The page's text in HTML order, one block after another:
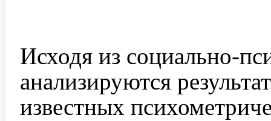
Исходя из социально-
анализируются
известных